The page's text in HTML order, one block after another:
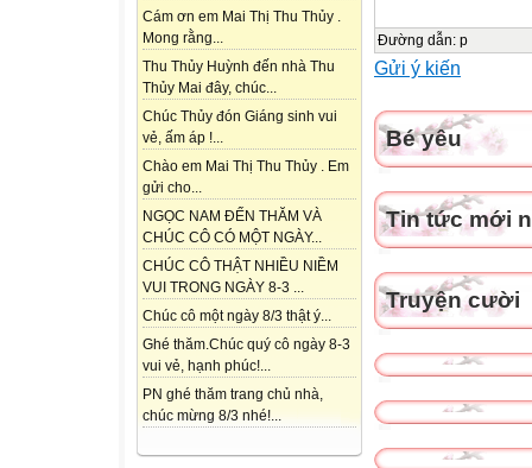
Cám ơn em Mai Thị Thu Thủy .
Mong rằng...
Thu Thủy Huỳnh đến nhà Thu
Thủy Mai đây, chúc...
Chúc Thủy đón Giáng sinh vui
vẻ, ấm áp !...
Chào em Mai Thị Thu Thủy . Em
gửi cho...
NGỌC NAM ĐẾN THĂM VÀ
CHÚC CÔ CÓ MỘT NGÀY...
CHÚC CÔ THẬT NHIỀU NIỀM
VUI TRONG NGÀY 8-3 ...
Chúc cô một ngày 8/3 thật ý...
Ghé thăm.Chúc quý cô ngày 8-3
vui vẻ, hạnh phúc!...
PN ghé thăm trang chủ nhà,
chúc mừng 8/3 nhé!...
Quê hương là
Tuổi thơ con
Êm đềm khua
Mẹ về nón lá
Quê hương là
Hoa cau rụng
Theo Đỗ Trung
Cần trình bày
Em hãy nêu
Quê hương là
Đường dẫn: p
Gửi ý kiến
Bé yêu
Tin tức mới
Truyện cười